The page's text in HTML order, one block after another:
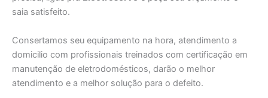
saia satisfeito.
Consertamos seu equipamento na hora, atendimento a
domicilio com profissionais treinados com certificação em
manutenção de eletrodomésticos, darão o melhor
atendimento e a melhor solução para o defeito.